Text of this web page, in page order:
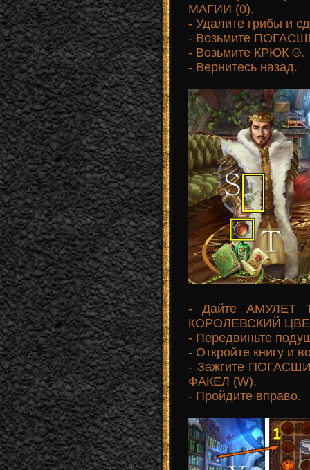
МАГИИ (0).
- Удалите грибы и
- Возьмите
- Возьмите КРЮК ®.
- Вернитесь назад.
- Дайте АМУЛЕТ
КОРОЛЕВСКИЙ
- Передвиньте
- Откройте книгу и
- Зажгите
ФАКЕЛ (W).
- Пройдите вправо.